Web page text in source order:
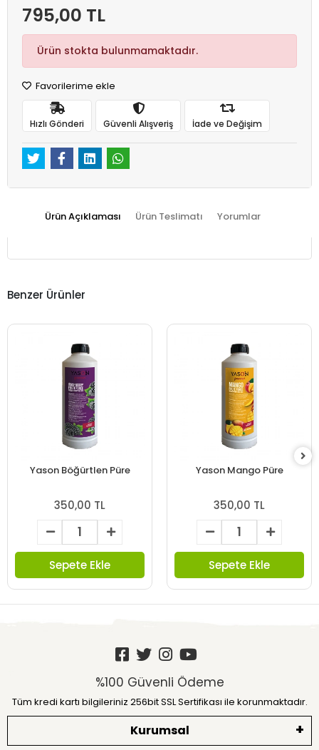
795,00 TL
Ürün stokta bulunmamaktadır.
Favorilerime ekle
Hızlı Gönderi Güvenli Alışveriş İade ve Değişim
Ürün Açıklaması Ürün Teslimatı Yorumlar
Benzer Ürünler
Yason Böğürtlen Püre
350,00 TL
Sepete Ekle
Yason Mango Püre
350,00 TL
Sepete Ekle
%100 Güvenli Ödeme
Tüm kredi kartı bilgileriniz 256bit SSL Sertifikası ile korunmaktadır.
Kurumsal